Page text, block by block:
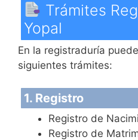
Trámites
Yopal
En la registraduría
siguientes trámites:
1. Registro
Registro de
Registro de